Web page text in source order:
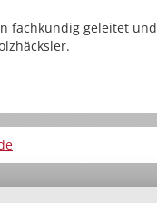
fachkundig geleitet und